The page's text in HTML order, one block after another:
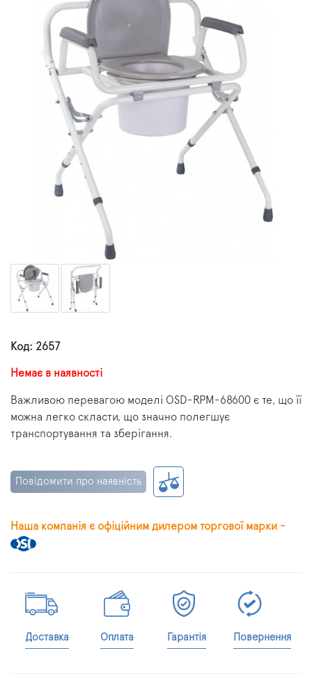
Код: 2657
Немає в наявності
Важливою перевагою моделі OSD-RPM-68600 є те, що її
можна легко скласти, що значно полегшує
транспортування та зберігання.
Повідомити про наявність
Наша компанія є офіційним дилером торгової марки -
Доставка Оплата Гарантія Повернення